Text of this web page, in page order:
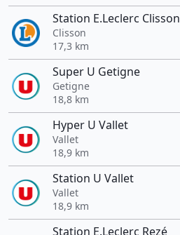
Station E.Leclerc Clisson
Clisson
17,3 km
Super U Getigne
Getigne
18,8 km
Hyper U Vallet
Vallet
18,9 km
Station U Vallet
Vallet
18,9 km
Station E.Leclerc Rezé